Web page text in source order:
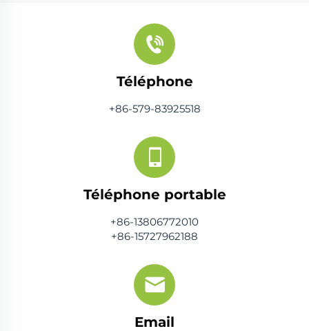
Téléphone
+86-579-83925518
Téléphone portable
+86-13806772010
+86-15727962188
Email